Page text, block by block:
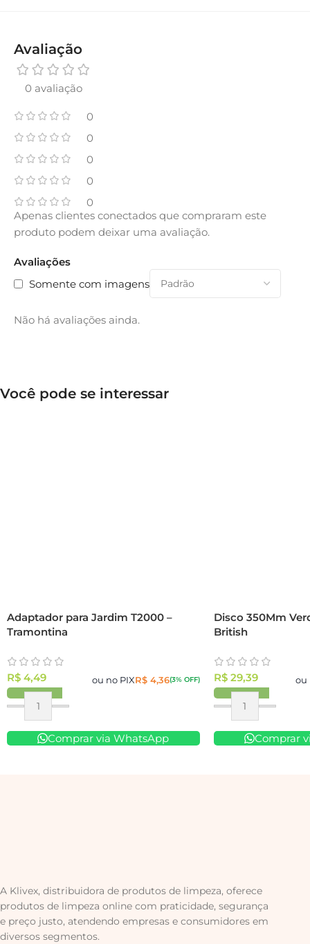
Avaliação
0 avaliação
0
0
0
0
0
Avaliações
Somente com imagens
Não há avaliações ainda.
Apenas clientes conectados que compraram este
produto podem deixar uma avaliação.
Você pode se interessar
Adaptador para Jardim T2000 –
Tramontina
R$ 4,49 ou no PIXR$4,36(3% OFF)
Comprar via WhatsApp
Disco 350Mm
British
R$29,39 ou
Comprar
A Klivex, distribuidora de produtos de limpeza, oferece
produtos de limpeza online com praticidade, segurança
e preço justo, atendendo empresas e consumidores em
diversos segmentos.